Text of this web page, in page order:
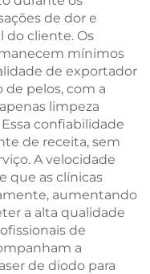
de dor e
do cliente. Os
mínimos
de exportador
de pelos, com a
limpeza
confiabilidade
de receita, sem
A velocidade
que as clínicas
aumentando
a alta qualidade
de
a
de diodo para